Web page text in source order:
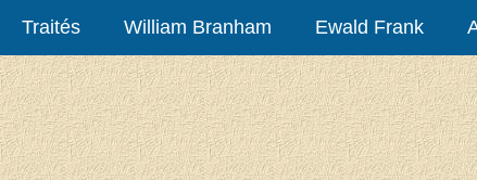
Traités William Branham Ewald Frank